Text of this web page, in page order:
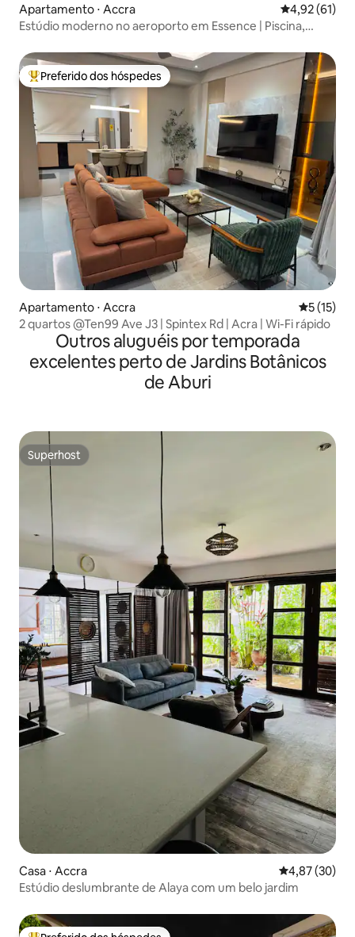
Apartamento ⋅ Accra 4,92 de uma
4,92 (61)
Estúdio moderno no aeroporto em Essence | Piscina,
Entre os melhores preferidos dos hóspedes
Preferido dos hóspedes
Apartamento ⋅ Accra 5 de uma
5 (15)
2 quartos @Ten99 Ave J3 | Spintex Rd | Acra | Wi-Fi rápido
Outros aluguéis por temporada
excelentes perto de Jardins Botânicos
de Aburi
Superhost
Superhost
Casa ⋅ Accra 4,87 de uma
4,87 (30)
Estúdio deslumbrante de Alaya com um belo jardim